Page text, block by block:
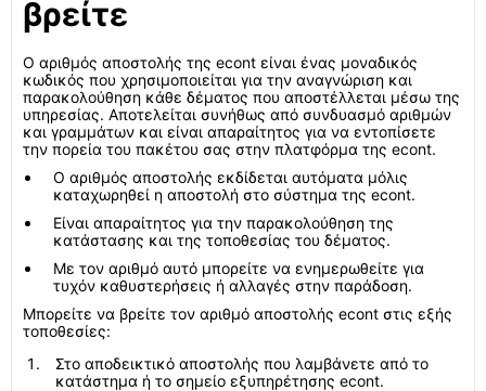
βρείτε
Ο αριθμός αποστολής της econt είναι ένας μοναδικός
κωδικός που χρησιμοποιείται για την αναγνώριση και
παρακολούθηση κάθε δέματος που αποστέλλεται μέσω της
υπηρεσίας. Αποτελείται συνήθως από συνδυασμό αριθμών
και γραμμάτων και είναι απαραίτητος για να εντοπίσετε
την πορεία του πακέτου σας στην πλατφόρμα της econt.
Ο αριθμός αποστολής εκδίδεται αυτόματα μόλις
καταχωρηθεί η αποστολή στο σύστημα της econt.
Είναι απαραίτητος για την παρακολούθηση της
κατάστασης και της τοποθεσίας του δέματος.
Με τον αριθμό αυτό μπορείτε να ενημερωθείτε για
τυχόν καθυστερήσεις ή αλλαγές στην παράδοση.
Μπορείτε να βρείτε τον αριθμό αποστολής econt στις εξής
τοποθεσίες:
Στο αποδεικτικό αποστολής που λαμβάνετε από το
κατάστημα ή το σημείο εξυπηρέτησης econt.